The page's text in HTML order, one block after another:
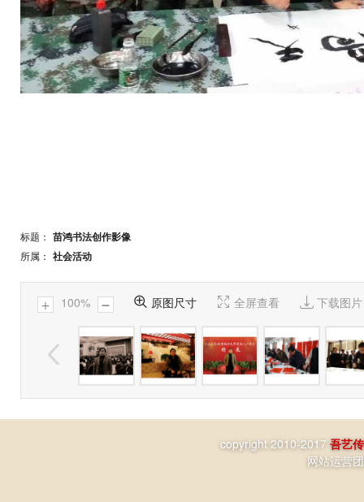
标题： 苗鸿书法创作影像
所属： 社会活动
 100%   原图尺寸  全屏查看  下载图片
copyright 2010-2017 吾艺
网站运营